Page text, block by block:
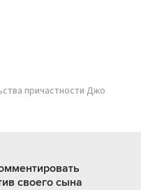
причастности Джо
своего сына